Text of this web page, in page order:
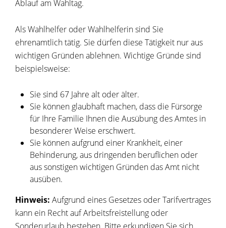
Ablauf am Wahltag.
Als Wahlhelfer oder Wahlhelferin sind Sie
ehrenamtlich tätig. Sie dürfen diese Tätigkeit nur aus
wichtigen Gründen ablehnen. Wichtige Gründe sind
beispielsweise:
Sie sind 67 Jahre alt oder älter.
Sie können glaubhaft machen, dass die Fürsorge
für Ihre Familie Ihnen die Ausübung des Amtes in
besonderer Weise erschwert.
Sie können aufgrund einer Krankheit, einer
Behinderung, aus dringenden beruflichen oder
aus sonstigen wichtigen Gründen das Amt nicht
ausüben.
Hinweis: Aufgrund eines Gesetzes oder Tarifvertrages
kann ein Recht auf Arbeitsfreistellung oder